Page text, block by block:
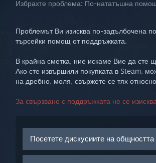
Избрахте проблема: По-нататъшна
Проблемът Ви изисква по-задълбочена
търсейки помощ от поддръжката.
В крайна сметка, ние искаме Вие да сте
Ако сте извършили покупката в Steam,
на дребно, моля, свържете се тях
За свързване с поддръжката не се
Посетете дискусиите на общността